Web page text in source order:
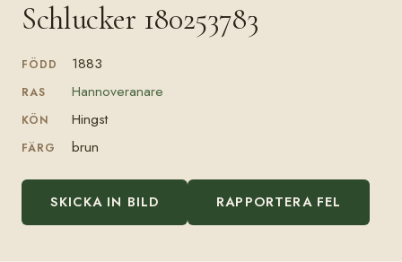
Schlucker 180253783
FÖDD 1883
RAS Hannoveranare
KÖN Hingst
FÄRG brun
SKICKA IN BILD RAPPORTERA FEL